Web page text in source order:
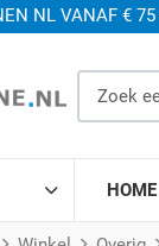
NL VANAF €
HOME